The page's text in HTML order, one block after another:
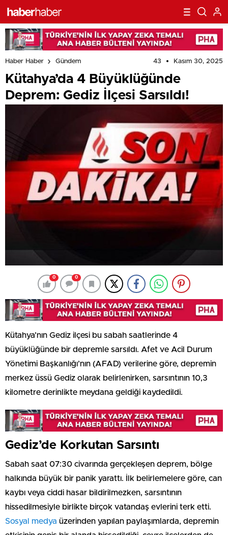
Haber Haber Gündem 43 Kasım 30, 2025
Kütahya’da 4 Büyüklüğünde
Deprem: Gediz İlçesi Sarsıldı!
0 0
Kütahya’nın Gediz ilçesi bu sabah saatlerinde 4
büyüklüğünde bir depremle sarsıldı. Afet ve Acil Durum
Yönetimi Başkanlığı’nın (AFAD) verilerine göre, depremin
merkez üssü Gediz olarak belirlenirken, sarsıntının 10,3
kilometre derinlikte meydana geldiği kaydedildi.
Gediz’de Korkutan Sarsıntı
Sabah saat 07:30 civarında gerçekleşen deprem, bölge
halkında büyük bir panik yarattı. İlk belirlemelere göre, can
kaybı veya ciddi hasar bildirilmezken, sarsıntının
hissedilmesiyle birlikte birçok vatandaş evlerini terk etti.
Sosyal medya üzerinden yapılan paylaşımlarda, depremin